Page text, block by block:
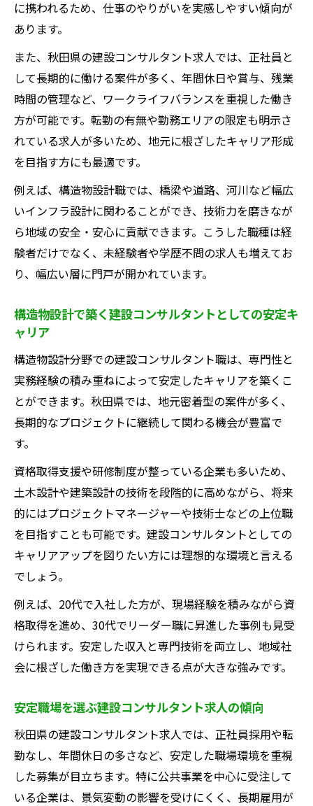
に携われるため、仕事のやりがいを実感しやすい傾向が
あります。
また、秋田県の建設コンサルタント求人では、正社員と
して長期的に働ける案件が多く、年間休日や賞与、残業
時間の管理など、ワークライフバランスを重視した働き
方が可能です。転勤の有無や勤務エリアの限定も明示さ
れている求人が多いため、地元に根ざしたキャリア形成
を目指す方にも最適です。
例えば、構造物設計職では、橋梁や道路、河川など幅広
いインフラ設計に関わることができ、技術力を磨きなが
ら地域の安全・安心に貢献できます。こうした職種は経
験者だけでなく、未経験者や学歴不問の求人も増えてお
り、幅広い層に門戸が開かれています。
構造物設計で築く建設コンサルタントとしての安定キ
ャリア
構造物設計分野での建設コンサルタント職は、専門性と
実務経験の積み重ねによって安定したキャリアを築くこ
とができます。秋田県では、地元密着型の案件が多く、
長期的なプロジェクトに継続して関わる機会が豊富で
す。
資格取得支援や研修制度が整っている企業も多いため、
土木設計や建築設計の技術を段階的に高めながら、将来
的にはプロジェクトマネージャーや技術士などの上位職
を目指すことも可能です。建設コンサルタントとしての
キャリアアップを図りたい方には理想的な環境と言える
でしょう。
例えば、20代で入社した方が、現場経験を積みながら資
格取得を進め、30代でリーダー職に昇進した事例も見受
けられます。安定した収入と専門技術を両立し、地域社
会に根ざした働き方を実現できる点が大きな強みです。
安定職場を選ぶ建設コンサルタント求人の傾向
秋田県の建設コンサルタント求人では、正社員採用や転
勤なし、年間休日の多さなど、安定した職場環境を重視
した募集が目立ちます。特に公共事業を中心に受注して
いる企業は、景気変動の影響を受けにくく、長期雇用が